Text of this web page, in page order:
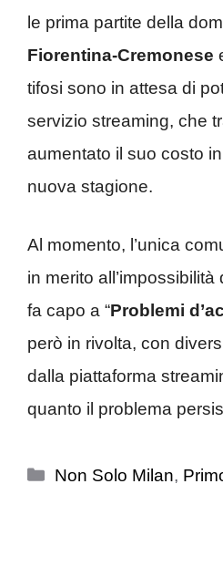
le prima partite della
Fiorentina-Cremonese
tifosi sono in attesa di
servizio streaming, che
aumentato il suo costo
nuova stagione.
Al momento, l’unica
in merito
fa capo a “Problemi
però in rivolta, con
dalla piattaforma
quanto il problema
Categorie
Non Solo Milan,